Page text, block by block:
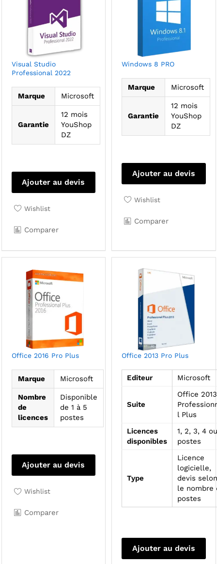
Visual Studio
Professional 2022
Marque Microsoft
Garantie
12 mois
YouShop
DZ
Ajouter au devis
Wishlist
Comparer
Windows 8 PRO
Marque Microsoft
Garantie
12 mois
YouShop
DZ
Ajouter au devis
Wishlist
Comparer
Office 2016 Pro Plus
Marque Microsoft
Nombre
de
licences
Disponible
de 1 à 5
postes
Ajouter au devis
a
Wishlist
Comparer
Office 2013 Pro Plus
Editeur Microsoft
Suite
Office 2013
l Plus
Licences
disponibles
1, 2, 3, 4
postes
Type
Licence
logicielle,
devis selon
le nombre
postes
Ajouter au devis
a